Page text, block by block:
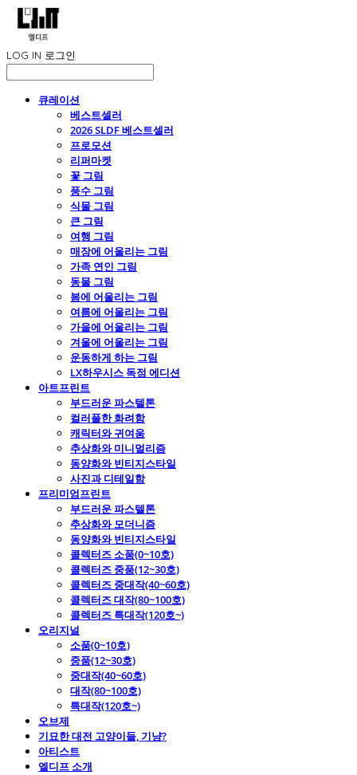
LOG IN 로그인
큐레이션
베스트셀러
2026 SLDF 베스트셀러
프로모션
리퍼마켓
꽃 그림
풍수 그림
식물 그림
큰 그림
여행 그림
매장에 어울리는 그림
가족 연인 그림
동물 그림
봄에 어울리는 그림
여름에 어울리는 그림
가을에 어울리는 그림
겨울에 어울리는 그림
운동하게 하는 그림
LX하우시스 독점 에디션
아트프린트
부드러운 파스텔톤
컬러풀한 화려함
캐릭터와 귀여움
추상화와 미니멀리즘
동양화와 빈티지스타일
사진과 디테일함
프리미엄프린트
부드러운 파스텔톤
추상화와 모더니즘
동양화와 빈티지스타일
콜렉터즈 소품(0~10호)
콜렉터즈 중품(12~30호)
콜렉터즈 중대작(40~60호)
콜렉터즈 대작(80~100호)
콜렉터즈 특대작(120호~)
오리지널
소품(0~10호)
중품(12~30호)
중대작(40~60호)
대작(80~100호)
특대작(120호~)
오브제
기묘한 대전 고양이들, 기냥?
아티스트
엘디프 소개